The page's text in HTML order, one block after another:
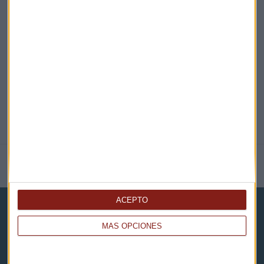
MÁS OPCIONES
ACEPTO
NOTICIAS RELACIONADAS